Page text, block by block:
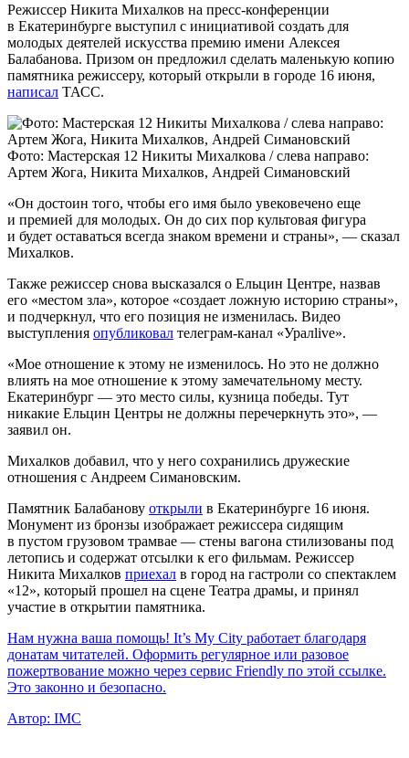
Режиссер Никита Михалков на пресс-конференции
в Екатеринбурге выступил с инициативой создать для
молодых деятелей искусства премию имени Алексея
Балабанова. Призом он предложил сделать маленькую копию
памятника режиссеру, который открыли в городе 16 июня,
написал ТАСС.
Фото: Мастерская 12 Никиты Михалкова / слева направо:
Артем Жога, Никита Михалков, Андрей Симановский
«Он достоин того, чтобы его имя было увековечено еще
и премией для молодых. Он до сих пор культовая фигура
и будет оставаться всегда знаком времени и страны», — сказал
Михалков.
Также режиссер снова высказался о Ельцин Центре, назвав
его «местом зла», которое «создает ложную историю страны»,
и подчеркнул, что его позиция не изменилась. Видео
выступления опубликовал телеграм-канал «Уралlive».
«Мое отношение к этому не изменилось. Но это не должно
влиять на мое отношение к этому замечательному месту.
Екатеринбург — это место силы, кузница победы. Тут
никакие Ельцин Центры не должны перечеркнуть это», —
заявил он.
Михалков добавил, что у него сохранились дружеские
отношения с Андреем Симановским.
Памятник Балабанову открыли в Екатеринбурге 16 июня.
Монумент из бронзы изображает режиссера сидящим
в пустом грузовом трамвае — стены вагона стилизованы под
летопись и содержат отсылки к его фильмам. Режиссер
Никита Михалков приехал в город на гастроли со спектаклем
«12», который прошел на сцене Театра драмы, и принял
участие в открытии памятника.
Нам нужна ваша помощь! It’s My City работает благодаря
донатам читателей. Оформить регулярное или разовое
пожертвование можно через сервис Friendly по этой ссылке.
Это законно и безопасно.
Автор: IMC